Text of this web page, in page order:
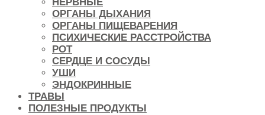
НЕРВНЫЕ
ОРГАНЫ ДЫХАНИЯ
ОРГАНЫ ПИЩЕВАРЕНИЯ
ПСИХИЧЕСКИЕ РАССТРОЙСТВА
РОТ
СЕРДЦЕ И СОСУДЫ
УШИ
ЭНДОКРИННЫЕ
ТРАВЫ
ПОЛЕЗНЫЕ ПРОДУКТЫ